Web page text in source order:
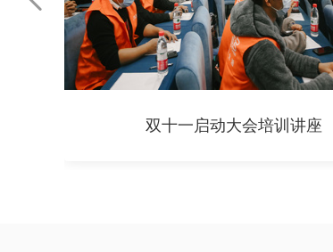
双十一启动大会培训讲座